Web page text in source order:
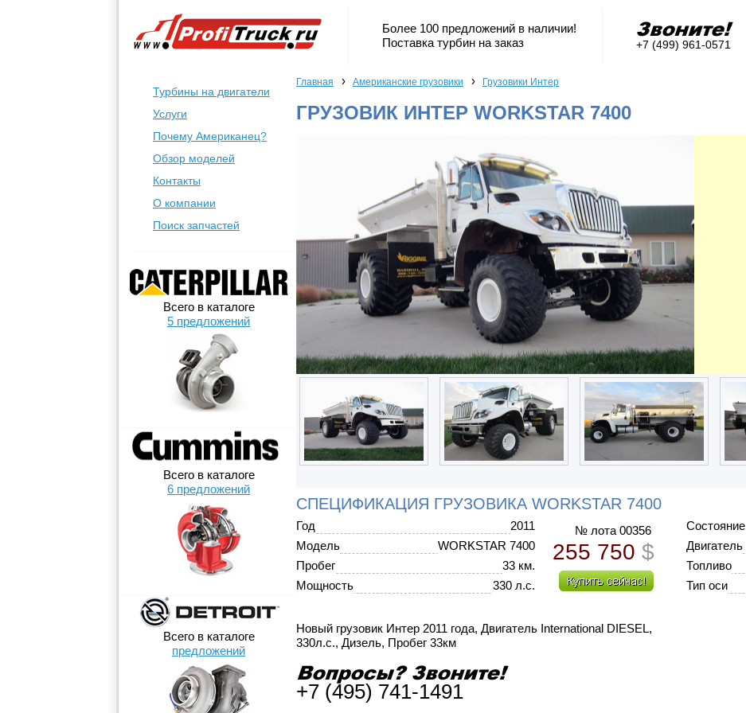
Более 100 предложений в наличии!
Поставка турбин на заказ
+7 (499) 961-0571
Турбины на двигатели
Услуги
Почему Американец?
Обзор моделей
Контакты
О компании
Поиск запчастей
Всего в каталоге
5 предложений
Всего в каталоге
6 предложений
Всего в каталоге
предложений
Главная › Американские грузовики › Грузовики Интер
ГРУЗОВИК ИНТЕР WORKSTAR 7400
СПЕЦИФИКАЦИЯ ГРУЗОВИКА WORKSTAR 7400
Год
2011
Модель
WORKSTAR 7400
Пробег
33 км.
Мощность
330 л.с.
№ лота 00356
255 750 $
Новый грузовик Интер 2011 года, Двигатель International DIESEL,
330л.с., Дизель, Пробег 33км
+7 (495) 741-1491
Состояние
Двигатель
Топливо
Тип оси